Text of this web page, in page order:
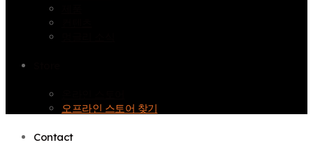
오프라인 스토어 찾기
Contact